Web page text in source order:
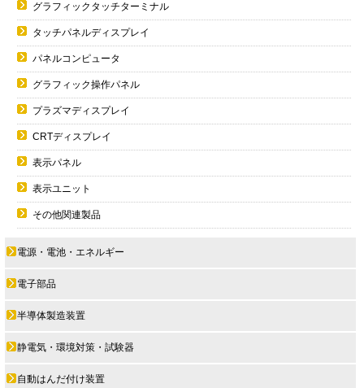
グラフィックタッチターミナル
タッチパネルディスプレイ
パネルコンピュータ
グラフィック操作パネル
プラズマディスプレイ
CRTディスプレイ
表示パネル
表示ユニット
その他関連製品
電源・電池・エネルギー
電子部品
半導体製造装置
静電気・環境対策・試験器
自動はんだ付け装置